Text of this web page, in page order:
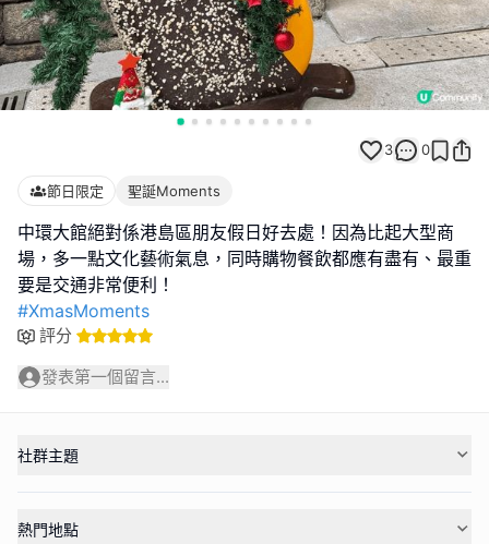
3 0
節日限定 聖誕Moments
中環大館絕對係港島區朋友假日好去處！因為比起大型商
場，多一點文化藝術氣息，同時購物餐飲都應有盡有、最重
#XmasMoments
評分
發表第一個留言...
社群主題
熱門地點